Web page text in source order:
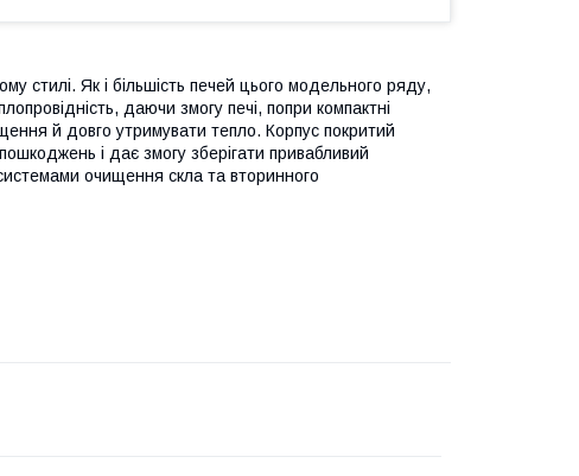
стилі. Як і більшість печей цього модельного ряду,
даючи змогу печі, попри компактні
й довго утримувати тепло. Корпус покритий
і дає змогу зберігати привабливий
очищення скла та вторинного